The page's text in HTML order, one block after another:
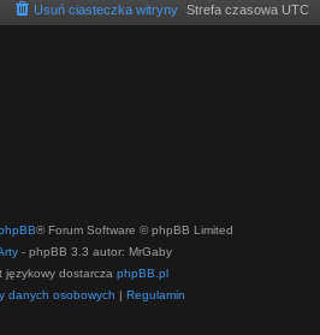
Strefa czasowa UTC
Usuń ciasteczka witryny
® Forum Software © phpBB Limited
- phpBB 3.3 autor: MrGaby
językowy dostarcza phpBB.pl
danych osobowych | Regulamin